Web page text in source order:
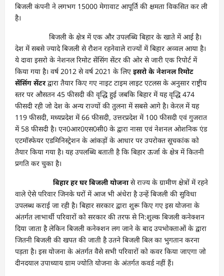
बिजली कंपनी ने लगभग 15000 मेगावाट आपूर्ति की क्षमता विकसित कर ली
है।
बिजली के क्षेत्र में एक और उपलब्धि बिहार के खाते में आई है।
देश में सबसे ज्यादे बिजली से रौशन रहनेवाले राज्यों में बिहार अव्वल आया है।
ये दावा इसरो के नेशनल रिमोट सेंसिंग सेंटर की ओर से जारी एक रिपोर्ट में
किया गया है। वर्ष 2012 से वर्ष 2021 के लिए इसरो के नेशनल रिमोट
सेंसिंग सेंटरद्वारा तैयार किए गए नाइट टाइम लाइट एटलस के अनुसार राष्ट्रीय
स्तर पर औसतन 45 फीसदी की वृद्धि हुई जबकि बिहार में यह वृद्धि 474
फीसदी रही जो देश के अन्य राज्यों की तुलना में सबसे आगे है। केरल में यह
119 फीसदी, मध्यप्रदेश में 66 फीसदी, उत्तरप्रदेश में 100 फीसदी एवं गुजरात
में 58 फीसदी है। एन0आर0एस0सी0 के द्वारा नासा एवं नेशनल ओशनिक एंड
एटमॉस्फेयर एडमिनिस्ट्रेशन के आंकड़ों के आधार पर उपरोक्त सूचकांक को
तैयार किया गया है। यह उपलब्धि बताती है कि बिहार ऊर्जा के क्षेत्र में कितनी
प्रगति कर चुका है।
बिहार हर घर बिजली योजनासे राज्य के ग्रामीण क्षेत्रों में रहने
वाले ऐसे परिवार जिनके घरों में आज भी अंधेरा है उन्हें बिजली की सुविधा
उपलब्ध कराई जा रही है। बिहार सरकार द्वारा शुरू किए गए इस योजना के
अंतर्गत लाभार्थी परिवारों को सरकार की तरफ से नि:शुल्क बिजली कनेक्शन
दिया जाता है लेकिन बिजली कनेक्शन लग जाने के बाद उपभोक्ताओं के द्वारा
जितनी बिजली की खपत की जाती है उतने बिजली बिल का भुगतान करना
पड़ता है। इस योजना के अंतर्गत वैसे सभी परिवारों को कवर किया जाएगा जो
दीनदयाल उपाध्याय ग्राम ज्योति योजना के अंतर्गत कवर्ड नहीं हैं।